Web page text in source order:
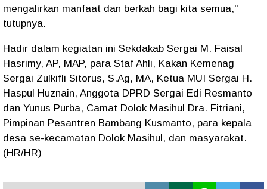
mengalirkan manfaat dan berkah bagi kita semua,"
tutupnya.
Hadir dalam kegiatan ini Sekdakab Sergai M. Faisal
Hasrimy, AP, MAP, para Staf Ahli, Kakan Kemenag
Sergai Zulkifli Sitorus, S.Ag, MA, Ketua MUI Sergai H.
Haspul Huznain, Anggota DPRD Sergai Edi Resmanto
dan Yunus Purba, Camat Dolok Masihul Dra. Fitriani,
Pimpinan Pesantren Bambang Kusmanto, para kepala
desa se-kecamatan Dolok Masihul, dan masyarakat.
(HR/HR)